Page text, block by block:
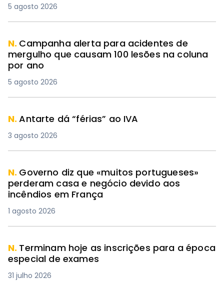
5 agosto 2026
N. Campanha alerta para acidentes de
mergulho que causam 100 lesões na coluna
por ano
5 agosto 2026
N.Antarte dá “férias” ao IVA
3 agosto 2026
N. Governo diz que «muitos portugueses»
perderam casa e negócio devido aos
incêndios em França
1 agosto 2026
N. Terminam hoje as inscrições para a época
especial de exames
31 julho 2026